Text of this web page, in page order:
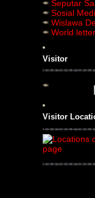
Seputar
Sosial
Wislawa
World
Visitor
Visitor